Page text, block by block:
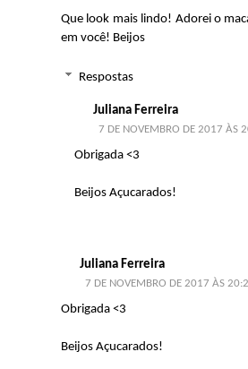
Que look mais lindo! Adorei o
em você! Beijos
Respostas
Juliana Ferreira
7 DE NOVEMBRO DE 2017 ÀS
Obrigada <3
Beijos Açucarados!
Juliana Ferreira
7 DE NOVEMBRO DE 2017 ÀS
Obrigada <3
Beijos Açucarados!